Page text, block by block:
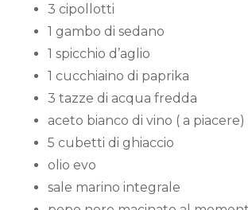
3 cipollotti
1 gambo di sedano
1 spicchio d’aglio
1 cucchiaino di paprika
3 tazze di acqua fredda
aceto bianco di vino ( a piacere)
5 cubetti di ghiaccio
olio evo
sale marino integrale